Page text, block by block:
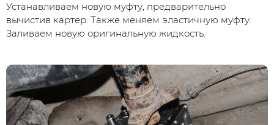
Устанавливаем новую муфту, предварительно
вычистив картер. Также меняем эластичную муфту.
Заливаем новую оригинальную жидкость.